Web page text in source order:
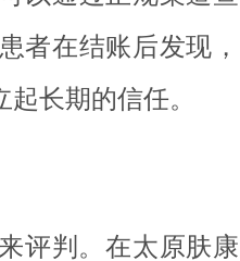
者在结账后发现，
长期的信任。
评判。在太原肤康